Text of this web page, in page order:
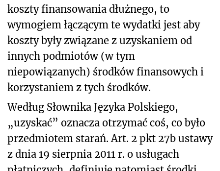
koszty finansowania dłużnego, to
wymogiem łączącym te wydatki jest aby
koszty były związane z uzyskaniem od
innych podmiotów (w tym
niepowiązanych) środków finansowych i
korzystaniem z tych środków.
Według Słownika Języka Polskiego,
„uzyskać” oznacza otrzymać coś, co było
przedmiotem starań. Art. 2 pkt 27b ustawy
z dnia 19 sierpnia 2011 r. o usługach